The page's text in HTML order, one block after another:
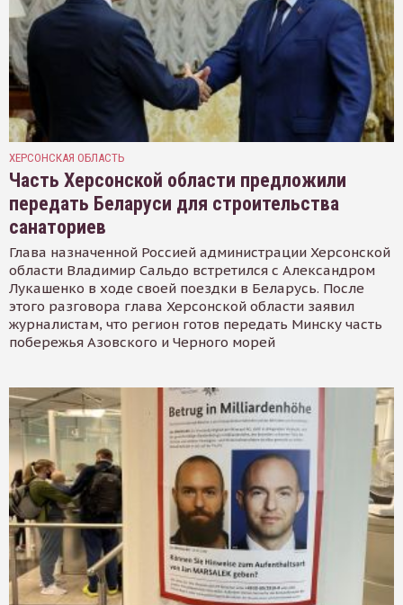
ХЕРСОНСКАЯ ОБЛАСТЬ
Часть Херсонской области предложили
передать Беларуси для строительства
санаториев
Глава назначенной Россией администрации Херсонской
области Владимир Сальдо встретился с Александром
Лукашенко в ходе своей поездки в Беларусь. После
этого разговора глава Херсонской области заявил
журналистам, что регион готов передать Минску часть
побережья Азовского и Черного морей